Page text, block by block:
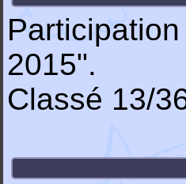
2015".
Classé 13/